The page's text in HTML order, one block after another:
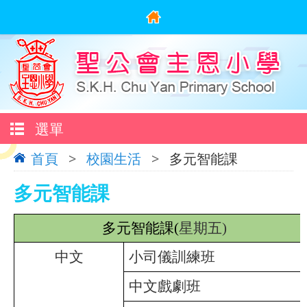
選單
首頁 > 校園生活 > 多元智能課
多元智能課
多元智能課(星期五)
中文
小司儀訓練班
中文戲劇班